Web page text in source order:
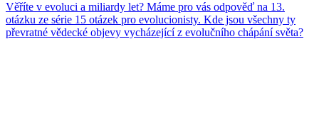
Věříte v evoluci a miliardy let? Máme pro vás odpověď na 13.
otázku ze série 15 otázek pro evolucionisty. Kde jsou všechny ty
převratné vědecké objevy vycházející z evolučního chápání světa?